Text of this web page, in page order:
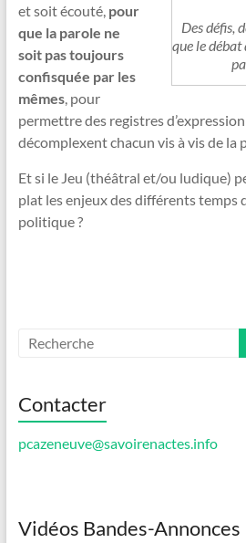
Des défis,
que le
et soit écouté, pour
que la parole ne
soit pas toujours
confisquée par les
mêmes, pour
permettre des registres
décomplexent chacun vis à vis de la
Et si le Jeu (théâtral et/ou ludique)
plat les enjeux des différents temps
politique ?
Contacter
pcazeneuve@savoirenactes.info
Vidéos Bandes-Annonces